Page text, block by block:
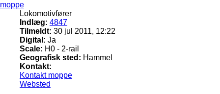
moppe
Lokomotivfører
Indlæg: 4847
Tilmeldt: 30 jul 2011, 12:22
Digital: Ja
Scale: H0 - 2-rail
Geografisk sted: Hammel
Kontakt:
Kontakt moppe
Websted